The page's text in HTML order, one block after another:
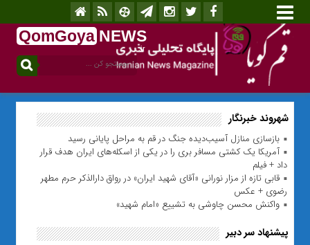
QomGoya NEWS
.ir
شهروند خبرنگار
بازسازی منازل آسیب‌دیده جنگ در قم به مراحل پایانی رسید
آمریکا یک کشتی مسافر بری را در یکی از اسکله‌های ایران هدف قرار
داد + فیلم
قابی تازه از مزار نورانی «آقای شهید ایران» در رواق دارالذکر حرم مطهر
رضوی + عکس
واکنش محسن چاوشی به تشییع «امام شهید»
پیشنهاد سر دبیر